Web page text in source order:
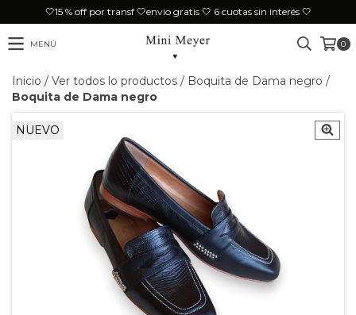
🤍15 % off por transf 🤍envio gratis 🤍 6 cuotas sin interés 🤍
MENÚ 0
Inicio / Ver todos lo productos / Boquita de Dama negro /
Boquita de Dama negro
NUEVO